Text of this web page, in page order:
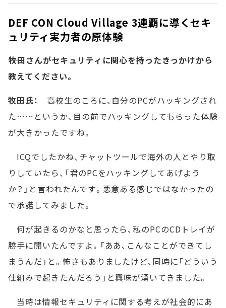
DEF CON Cloud Village 3連覇に導くセキ
ュリティ実力者の原体験
――牧田さんがセキュリティに関心を持ったきっかけから
教えてください。
牧田氏：
高校生のころに、自分のPCがハッキングされ
た……というか、目の前でハッキングしてもらった体験
が大きかったですね。
ICQでしたかね、チャットツールで海外の人とやり取
りしていたら、「君のPCをハッキングしてあげよう
か？」と言われたんです。悪意ある感じではなかったの
で承諾してみました。
何が起きるのかなと思ったら、私のPCのCDトレイが
勝手に開いたんですよ。「ああ、こんなことができてし
まうんだ」と。怖さもありましたけど、同時に「どういう
仕組みで起きたんだろう」と興味が湧いてきました。
当時は情報セキュリティに関する考えが社会的にあ